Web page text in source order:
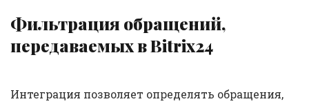
Фильтрация обращений,
передаваемых в Bitrix24
Интеграция позволяет определять обращения,